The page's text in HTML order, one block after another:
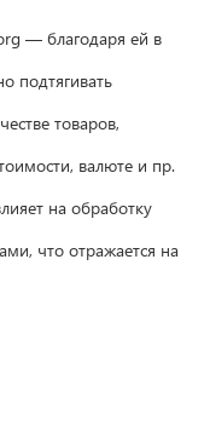
— благодаря ей в
подтягивать
товаров,
валюте и пр.
на обработку
что отражается на